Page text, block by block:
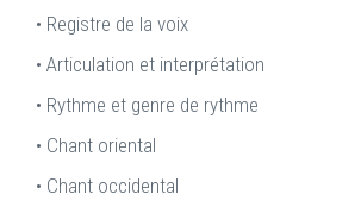
• Registre de la voix
• Articulation et interprétation
• Rythme et genre de rythme
• Chant oriental
• Chant occidental